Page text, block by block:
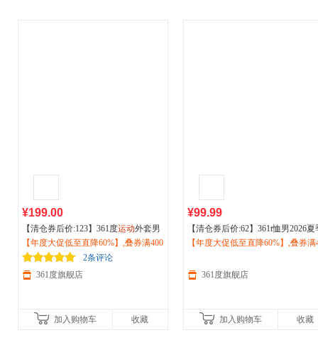
¥199.00
【清仓券后价:123】361度运动外套男
2026夏季新款立领商务夹克户外防风
冲锋薄款上衣652434614F
【年度大促低至直降60%】,叠券满400
减150/600减230,立即抢购！
2条评论
361度旗舰店
加入购物车 收藏
¥99.99
【清仓券后价:62】361t恤男2026夏
新款宽松透气休闲跑步上衣圆领户
【年度大促低至直降60%】,叠券满
361度旗舰店
加入购物车 收藏